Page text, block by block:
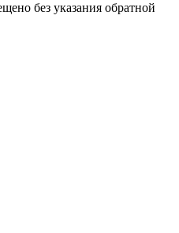
без указания обратной